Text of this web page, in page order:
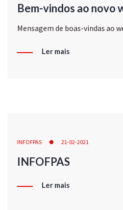
Bem-vindos ao novo
Mensagem de boas-vindas ao
Ler mais
INFOFPAS 21-02-2021
INFOFPAS
Ler mais